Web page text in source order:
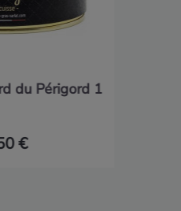
du Périgord 1
€